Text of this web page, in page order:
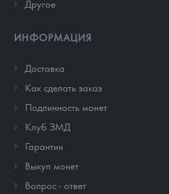
Другое
ИНФОРМАЦИЯ
Доставка
Как сделать заказ
Подлинность монет
Клуб ЗМД
Гарантии
Выкуп монет
Вопрос - ответ